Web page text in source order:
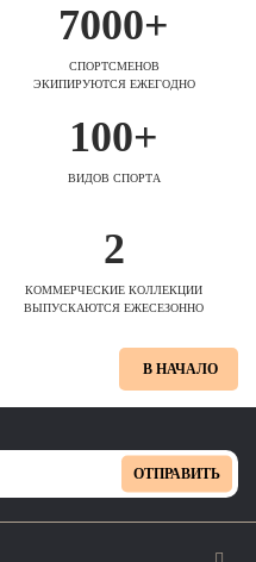
7000+
СПОРТСМЕНОВ
ЭКИПИРУЮТСЯ ЕЖЕГОДНО
100+
ВИДОВ СПОРТА
2
КОММЕРЧЕСКИЕ КОЛЛЕКЦИИ
ВЫПУСКАЮТСЯ ЕЖЕСЕЗОННО
В НАЧАЛО
ОТПРАВИТЬ